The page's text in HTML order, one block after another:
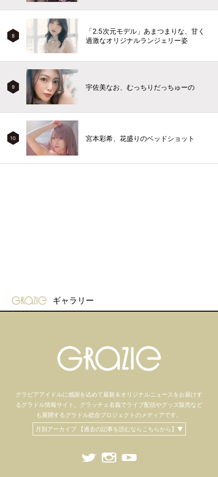
8
「2.5次元モデル」あまつまりな、甘く
過激なオリジナルランジェリー姿
9 宇佐美なお、むっちりだっちゅーの
10 宮本彩希、花盛りのベッドショット
gravure-grazie
ギャラリー
グラビアアイドルに感謝を込めて最新＆オリジナルニュースをお届けす
るグラドル情報サイト。 グラッチェ名義でライブ配信やグッズ販売など
も 展開するグラドル総合プロジェクトのメディアです。
月別アーカイブ 【過去の記事を読むならこちらから】▼